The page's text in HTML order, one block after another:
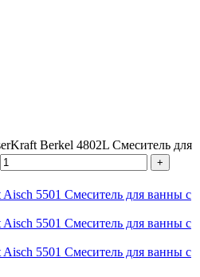
Berkel 4802L Смеситель для